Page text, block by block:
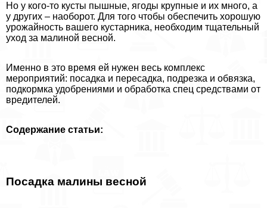
Но у кого-то кусты пышные, ягоды крупные и их много, а
у других – наоборот. Для того чтобы обеспечить хорошую
урожайность вашего кустарника, необходим тщательный
уход за малиной весной.
Именно в это время ей нужен весь комплекс
мероприятий: посадка и пересадка, подрезка и обвязка,
подкормка удобрениями и обработка спец средствами от
вредителей.
Содержание статьи:
Посадка малины весной